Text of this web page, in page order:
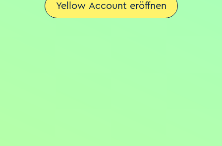
Yellow Account eröffnen